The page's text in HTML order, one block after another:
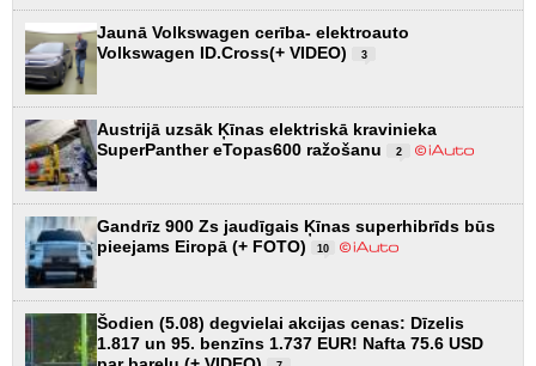
Jaunā Volkswagen cerība- elektroauto
Volkswagen ID.Cross(+ VIDEO)
3
Austrijā uzsāk Ķīnas elektriskā kravinieka
SuperPanther eTopas600 ražošanu
2
Gandrīz 900 Zs jaudīgais Ķīnas superhibrīds būs
pieejams Eiropā (+ FOTO)
10
Šodien (5.08) degvielai akcijas cenas: Dīzelis
1.817 un 95. benzīns 1.737 EUR! Nafta 75.6 USD